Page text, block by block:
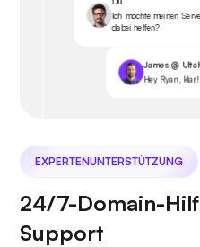
Ich möchte meinen
dabei helfen?
James @
Hey Ryan,
EXPERTENUNTERSTÜTZUNG
24/7-Domain-
Support